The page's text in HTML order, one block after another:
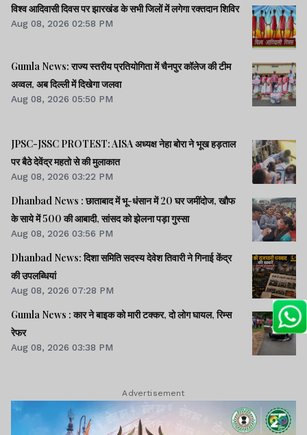
विश्व आदिवासी दिवस पर झारखंड के सभी जिलों में लगेगा रक्तदान शिविर
Aug 08, 2026 02:58 PM
Gumla News: राज्य स्तरीय प्रतियोगिता में चैनपुर कॉलेज की टीम
अव्वल, अब दिल्ली में दिखेगा जलवा
Aug 08, 2026 05:50 PM
JPSC-JSSC PROTEST: AISA अध्यक्ष नेहा बोरा ने भूख हड़ताल
पर बैठे देवेंद्र महतो से की मुलाकात
Aug 08, 2026 03:22 PM
Dhanbad News : छाताबाद में भू-धंसान में 20 घर जमींदोज, खौफ
के साये में 500 की आबादी, सांसद को झेलना पड़ा गुस्सा
Aug 08, 2026 03:56 PM
Dhanbad News: दिशा समिति सदस्य देवेश तिवारी ने गिनाई केंद्र
की उपलब्धियां
Aug 08, 2026 07:28 PM
Gumla News : कार ने बाइक को मारी टक्कर, दो लोग घायल, रिम्स
रेफर
Aug 08, 2026 03:38 PM
Advertisement